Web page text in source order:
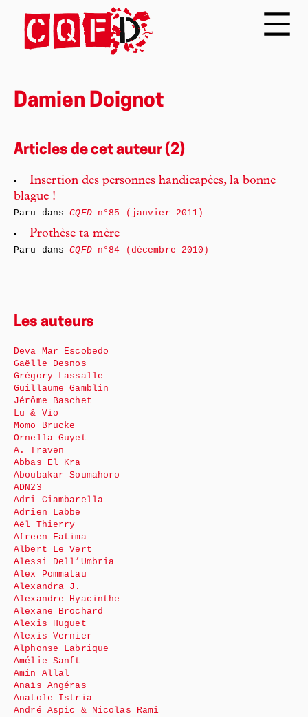
Damien Doignot
Articles de cet auteur (2)
Insertion des personnes handicapées, la bonne
blague !
Paru dansCQFDn°85 (janvier 2011)
Prothèse ta mère
Paru dansCQFDn°84 (décembre 2010)
Les auteurs
Deva Mar Escobedo
Gaëlle Desnos
Grégory Lassalle
Guillaume Gamblin
Jérôme Baschet
Lu & Vio
Momo Brücke
Ornella Guyet
A. Traven
Abbas El Kra
Aboubakar Soumahoro
ADN23
Adri Ciambarella
Adrien Labbe
Aël Thierry
Afreen Fatima
Albert Le Vert
Alessi Dell’Umbria
Alex Pommatau
Alexandra J.
Alexandre Hyacinthe
Alexane Brochard
Alexis Huguet
Alexis Vernier
Alphonse Labrique
Amélie Sanft
Amin Allal
Anaïs Angéras
Anatole Istria
André Aspic & Nicolas Rami